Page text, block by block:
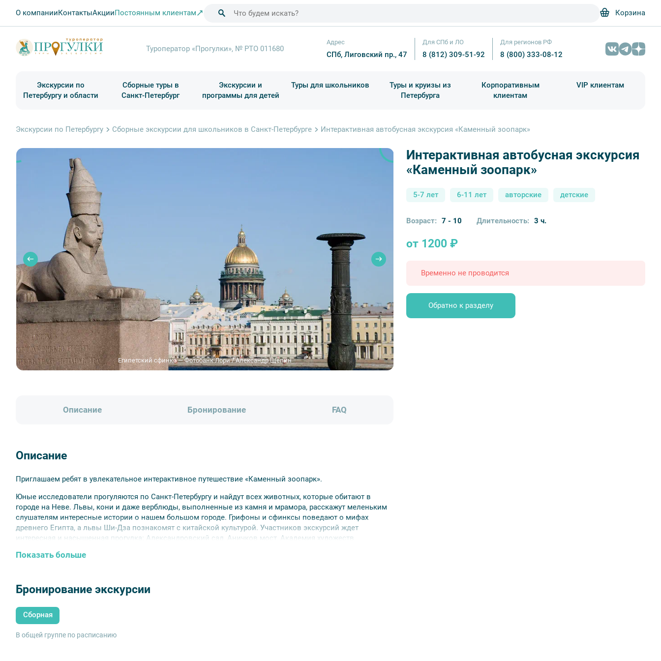
О компанииКонтактыАкцииПостоянным клиентам Корзина
Туроператор «Прогулки», № РТО 011680
Адрес
СПб, Лиговский пр., 47
Для СПб и ЛО
8 (812) 309-51-92
Для регионов РФ
8 (800) 333-08-12
Экскурсии по
Петербургу и области
Сборные туры в
Санкт-Петербург
Экскурсии и
программы для детей
Туры для школьников
Туры и круизы из
Петербурга
Корпоративным
клиентам
VIP клиентам
Экскурсии по Петербургу Сборные экскурсии для школьников в Санкт-Петербурге Интерактивная автобусная экскурсия «Каменный зоопарк»
Интерактивная автобусная экскурсия
«Каменный зоопарк»
Египетский сфинкс — Фотобанк Лори / Александр Щепин
Аничков мост — Фотобанк Лори / Александр Щепин
5-7 лет 6-11 лет авторские детские
от 1200 ₽
Возраст: 7 - 10 Длительность: 3 ч.
Временно не проводится
Обратно к разделу
Описание Бронирование FAQ
Описание
Приглашаем ребят в увлекательное интерактивное путешествие «Каменный зоопарк».
Юные исследователи прогуляются по Санкт-Петербургу и найдут всех животных, которые обитают в
городе на Неве. Львы, кони и даже верблюды, выполненные из камня и мрамора, расскажут меленьким
слушателям интересные истории о нашем большом городе. Грифоны и сфинксы поведают о мифах
древнего Египта, а львы Ши-Дза познакомят с китайской культурой. Участников экскурсий ждет
интересная и насыщенная прогулка: Александровский сад, Аничков мост, Академия художеств,
увлекательные истории о городе и животных очень внимательно, ведь вас ждут загадки и викторины.
Показать больше
Бронирование экскурсии
Сборная
В общей группе по расписанию